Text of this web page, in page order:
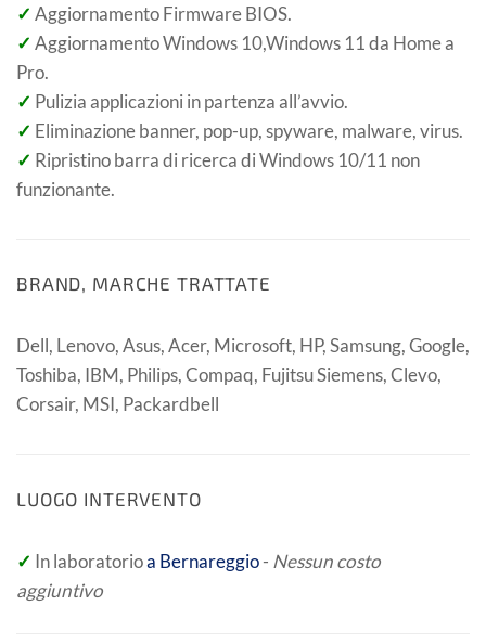
✓ Aggiornamento Firmware BIOS.
✓ Aggiornamento Windows 10,Windows 11 da Home a
Pro.
✓ Pulizia applicazioni in partenza all’avvio.
✓ Eliminazione banner, pop-up, spyware, malware, virus.
✓ Ripristino barra di ricerca di Windows 10/11 non
funzionante.
BRAND, MARCHE TRATTATE
Dell, Lenovo, Asus, Acer, Microsoft, HP, Samsung, Google,
Toshiba, IBM, Philips, Compaq, Fujitsu Siemens, Clevo,
Corsair, MSI, Packardbell
LUOGO INTERVENTO
✓ In laboratorioa Bernareggio- Nessun costo
aggiuntivo